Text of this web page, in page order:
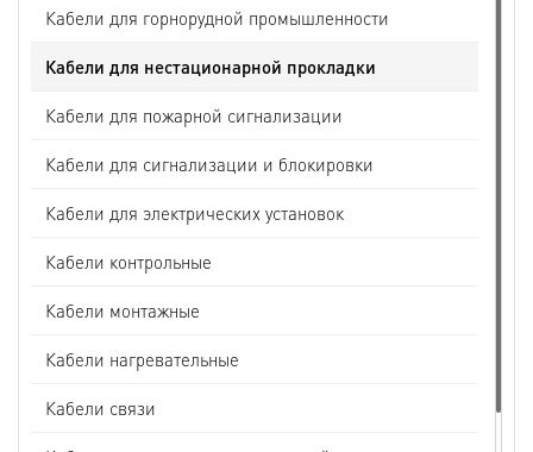
Кабели для горнорудной промышленности
Кабели для нестационарной прокладки
Кабели для пожарной сигнализации
Кабели для сигнализации и блокировки
Кабели для электрических установок
Кабели контрольные
Кабели монтажные
Кабели нагревательные
Кабели связи